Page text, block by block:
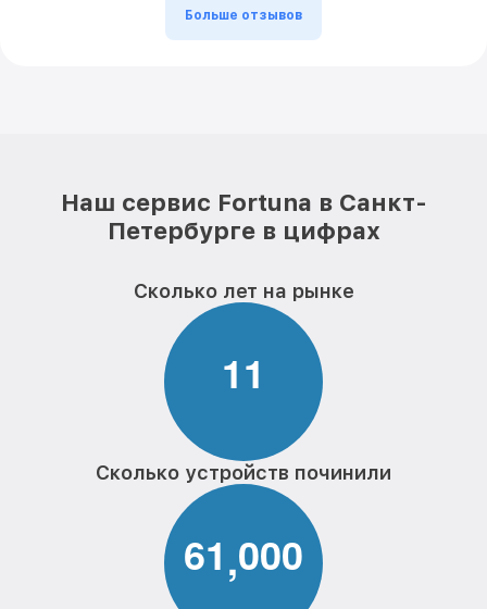
Больше отзывов
Наш сервис Fortuna в Санкт-
Петербурге в цифрах
Сколько лет на рынке
11
Сколько устройств починили
61,000